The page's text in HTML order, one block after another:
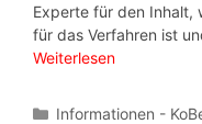
Experte für den Inhalt,
für das Verfahren ist
Weiterlesen
Kategorien
Informationen -